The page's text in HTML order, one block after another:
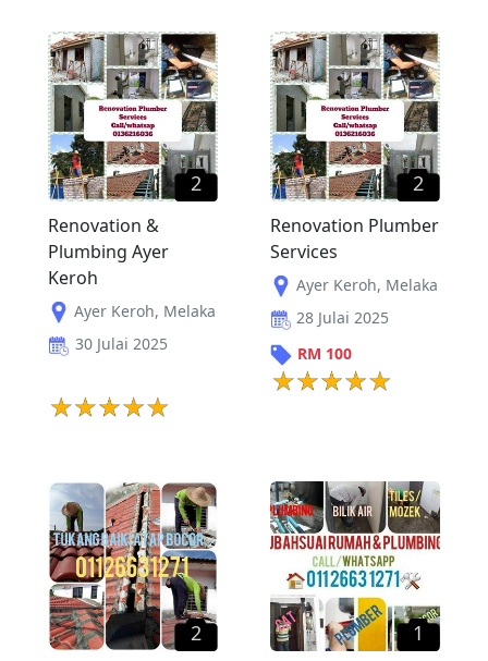
2
Renovation &
Plumbing Ayer
Keroh
Ayer Keroh, Melaka
30 Julai 2025
2
Renovation Plumber
Services
Ayer Keroh, Melaka
28 Julai 2025
RM 100
2 1